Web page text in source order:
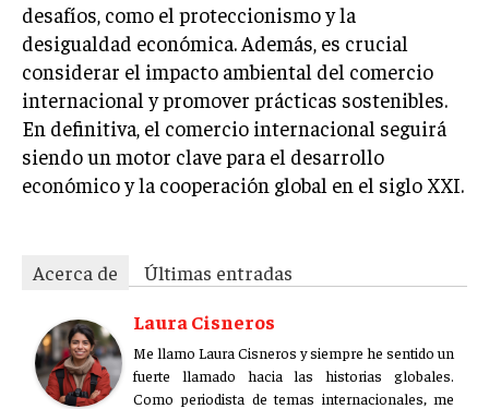
Aparece en periódicos digitales y domina los buscadores,
Infórmate aquí.
desafíos, como el proteccionismo y la
desigualdad económica. Además, es crucial
considerar el impacto ambiental del comercio
internacional y promover prácticas sostenibles.
En definitiva, el comercio internacional seguirá
siendo un motor clave para el desarrollo
económico y la cooperación global en el siglo XXI.
Acerca de
Últimas entradas
Laura Cisneros
Me llamo Laura Cisneros y siempre he sentido un
fuerte llamado hacia las historias globales.
Como periodista de temas internacionales, me